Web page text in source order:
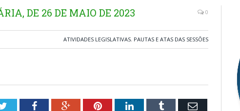
DE 26 DE MAIO DE 2023 0
ATIVIDADES LEGISLATIVAS, PAUTAS E ATAS DAS SESSÕES
TwitterFacebookGoogle+PinterestLinkedInTumblr Email